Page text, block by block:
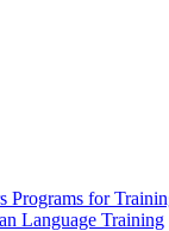
Programs for
Language Training